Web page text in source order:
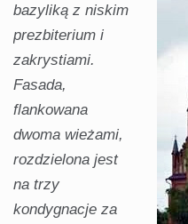
bazyliką z niskim
prezbiterium i
zakrystiami.
Fasada,
flankowana
dwoma wieżami,
rozdzielona jest
na trzy
kondygnacje za